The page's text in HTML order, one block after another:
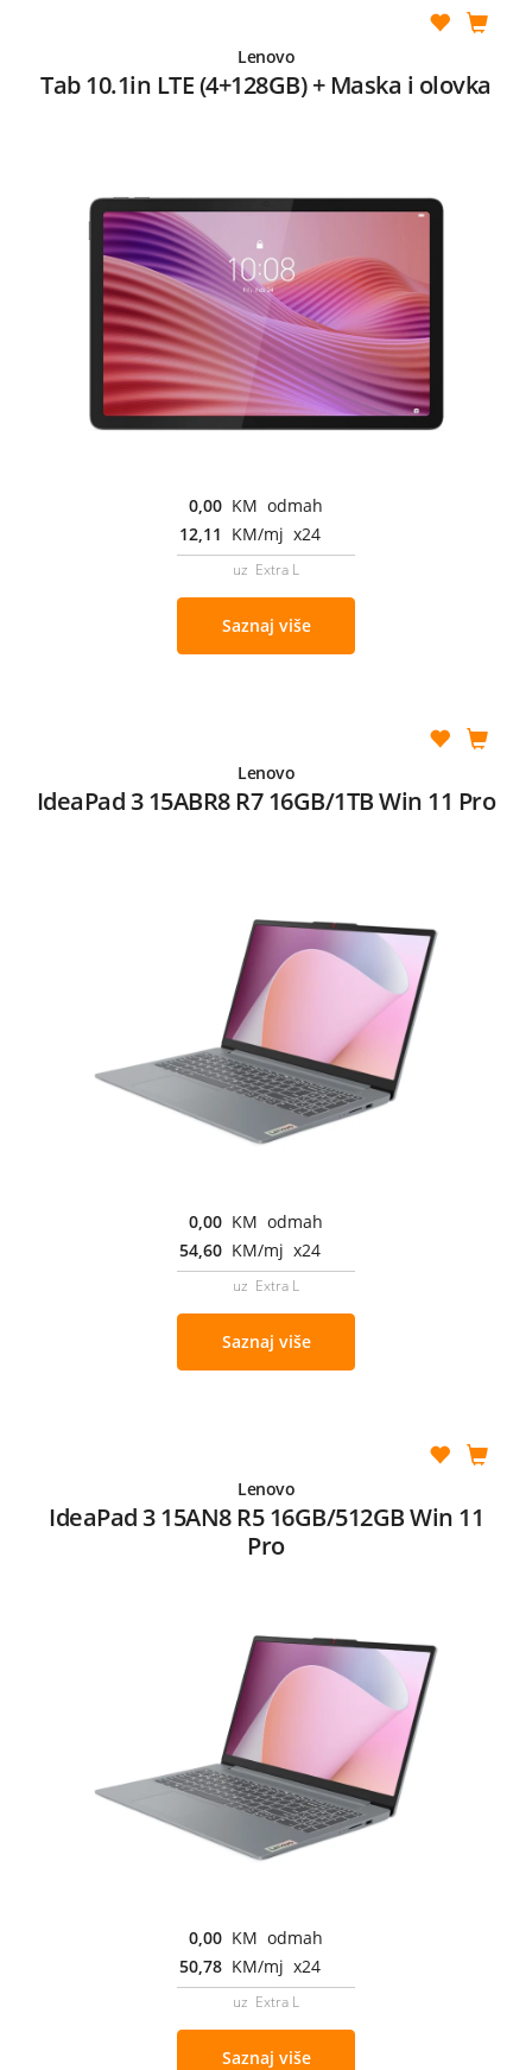
Lenovo
Tab 10.1in LTE (4+128GB) + Maska i olovka
0,00 KM odmah
12,11 KM/mj x24
uz Extra L
Saznaj više
Lenovo
IdeaPad 3 15ABR8 R7 16GB/1TB Win 11 Pro
0,00 KM odmah
54,60 KM/mj x24
uz Extra L
Saznaj više
Lenovo
IdeaPad 3 15AN8 R5 16GB/512GB Win 11
Pro
0,00 KM odmah
50,78 KM/mj x24
uz Extra L
Saznaj više